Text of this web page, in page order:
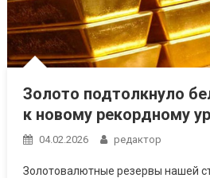
Золото подтолкнуло
к новому рекордному
04.02.2026 редактор
Золотовалютные резервы нашей